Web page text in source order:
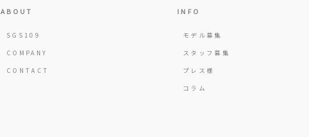
ABOUT
SGS109
COMPANY
CONTACT
INFO
モデル募集
スタッフ募集
プレス様
コラム